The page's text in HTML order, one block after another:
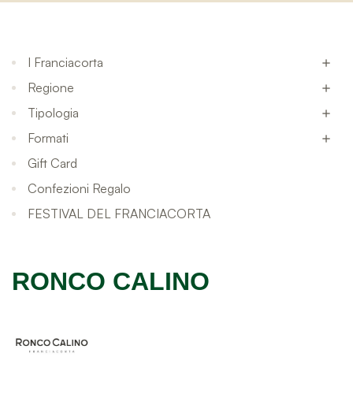
I Franciacorta 
Regione 
Tipologia 
Formati 
Gift Card
Confezioni Regalo
FESTIVAL DEL FRANCIACORTA
RONCO CALINO